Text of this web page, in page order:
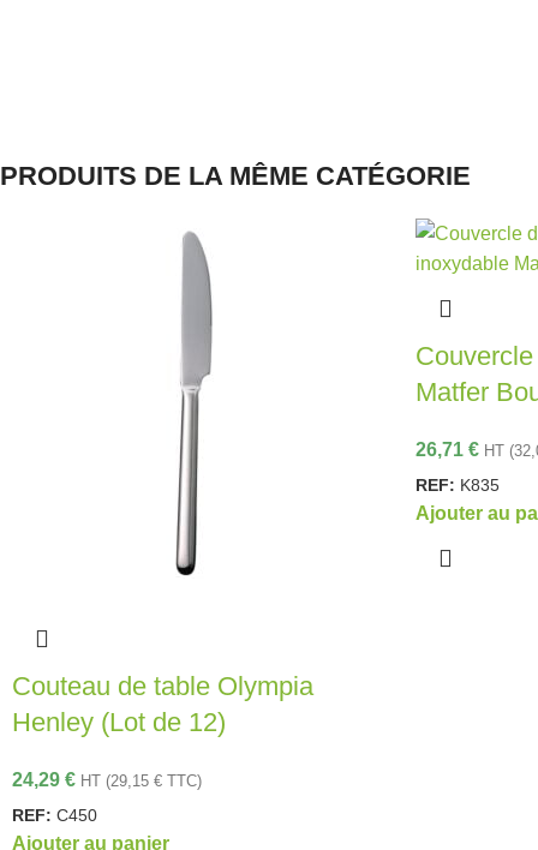
PRODUITS DE LA MÊME CATÉGORIE
Couteau de table Olympia
Henley (Lot de 12)
24,29 € HT (29,15 € TTC)
REF: C450
Ajouter au panier
Matfer
26,71 € HT (
REF: K835
Ajouter au